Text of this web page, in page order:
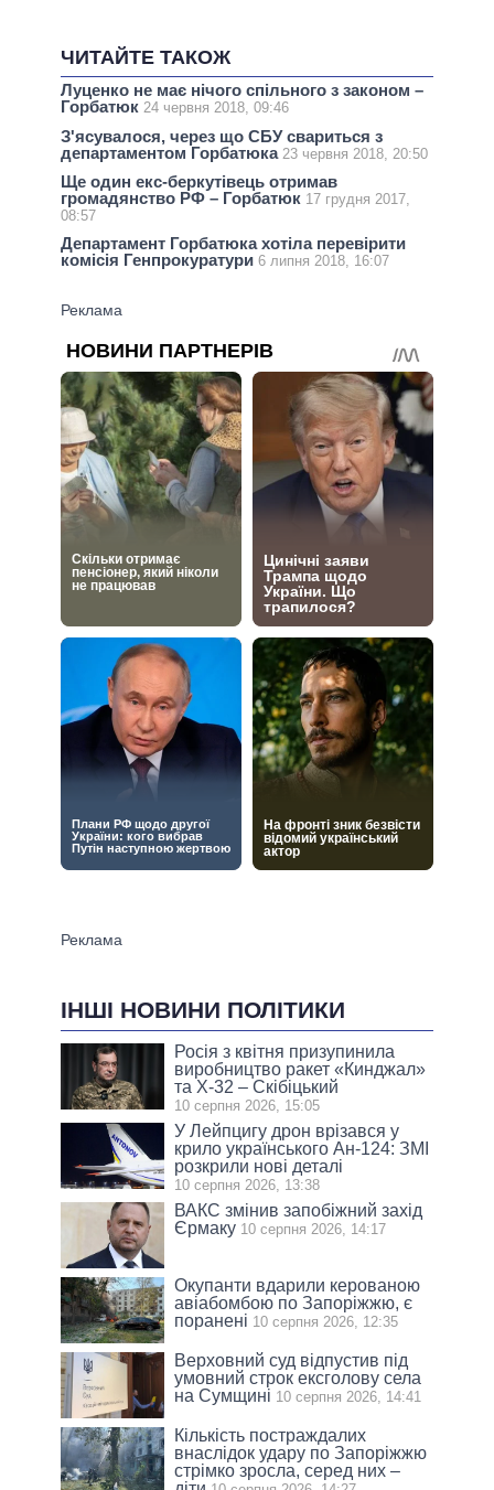
ЧИТАЙТЕ ТАКОЖ
Луценко не має нічого спільного з законом –
Горбатюк 24 червня 2018, 09:46
З'ясувалося, через що СБУ свариться з
департаментом Горбатюка 23 червня 2018, 20:50
Ще один екс-беркутівець отримав
громадянство РФ – Горбатюк 17 грудня 2017,
08:57
Департамент Горбатюка хотіла перевірити
комісія Генпрокуратури 6 липня 2018, 16:07
ІНШІ НОВИНИ ПОЛІТИКИ
Росія з квітня призупинила
виробництво ракет «Кинджал»
та Х-32 – Скібіцький
10 серпня 2026, 15:05
У Лейпцигу дрон врізався у
крило українського Ан-124: ЗМІ
розкрили нові деталі
10 серпня 2026, 13:38
ВАКС змінив запобіжний захід
Єрмаку 10 серпня 2026, 14:17
Окупанти вдарили керованою
авіабомбою по Запоріжжю, є
поранені 10 серпня 2026, 12:35
Верховний суд відпустив під
умовний строк ексголову села
на Сумщині 10 серпня 2026, 14:41
Кількість постраждалих
внаслідок удару по Запоріжжю
стрімко зросла, серед них –